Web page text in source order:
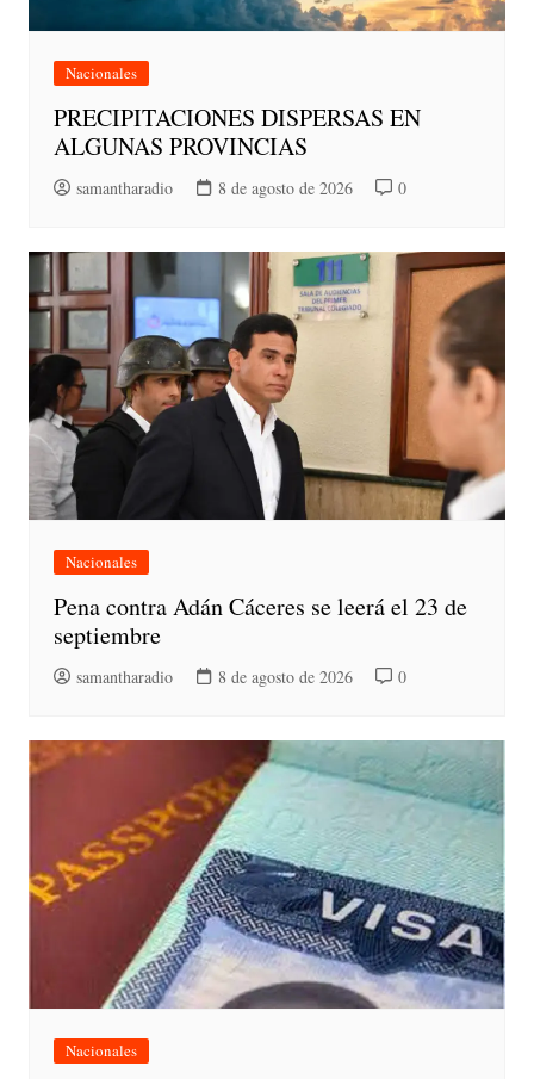
Nacionales
PRECIPITACIONES DISPERSAS EN
ALGUNAS PROVINCIAS
samantharadio 8 de agosto de 2026 0
Nacionales
Pena contra Adán Cáceres se leerá el 23 de
septiembre
samantharadio 8 de agosto de 2026 0
Nacionales